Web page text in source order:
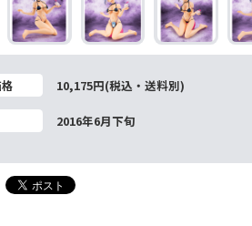
10,175円(税込・送料別)
2016年6月下旬